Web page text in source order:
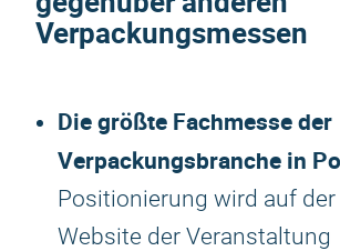
Verpackungsmessen
Die größte Fachmesse der
Verpackungsbranche in
Positionierung wird auf
Website der Veranstaltung